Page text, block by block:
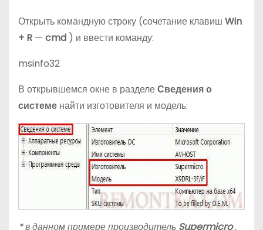
Открыть командную строку (сочетание клавиш Win
+ R — cmd ) и ввести команду:
msinfo32
В открывшемся окне в разделеСведения о
системе найти изготовителя и модель:
* в данном примере производитель Supermicro,